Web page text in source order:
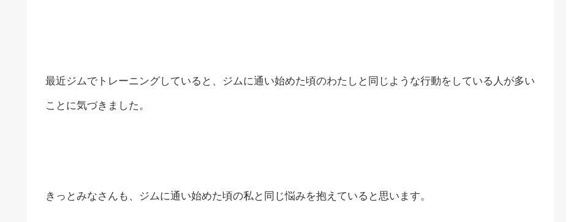
最近ジムでトレーニングしていると、ジムに通い始めた頃のわたしと同じような行動をしている人が多い
ことに気づきました。
きっとみなさんも、ジムに通い始めた頃の私と同じ悩みを抱えていると思います。